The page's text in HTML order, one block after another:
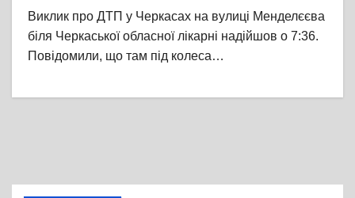
Виклик про ДТП у Черкасах на вулиці Менделєєва
біля Черкаської обласної лікарні надійшов о 7:36.
Повідомили, що там під колеса…